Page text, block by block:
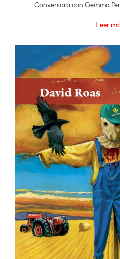
Conversará con Gemma
Leer